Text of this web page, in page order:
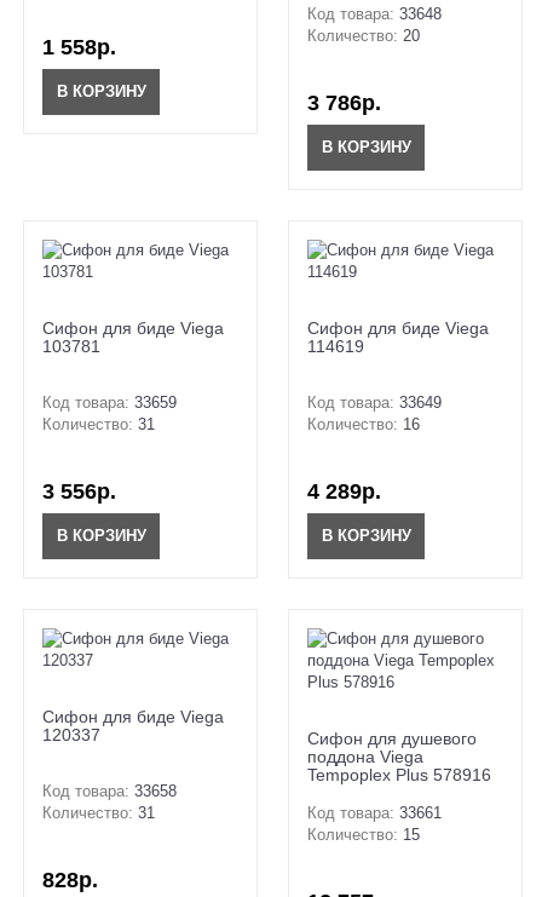
1 558р.
В КОРЗИНУ
Код товара: 33648
Количество: 20
3 786р.
В КОРЗИНУ
Сифон для биде Viega
103781
Код товара: 33659
Количество: 31
3 556р.
В КОРЗИНУ
Сифон для биде Viega
114619
Код товара: 33649
Количество: 16
4 289р.
В КОРЗИНУ
Сифон для биде Viega
120337
Код товара: 33658
Количество: 31
828р.
Сифон для душевого
поддона Viega
Tempoplex Plus 578916
Код товара: 33661
Количество: 15